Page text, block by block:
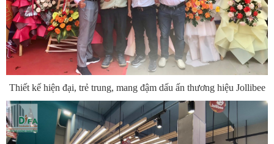
Thiết kế hiện đại, trẻ trung, mang đậm dấu ấn thương hiệu Jollibee